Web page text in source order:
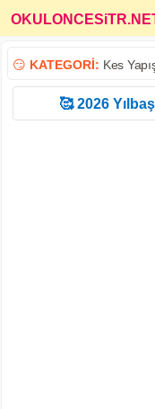
😏 KATEGORİ: Kes
🥰 2026